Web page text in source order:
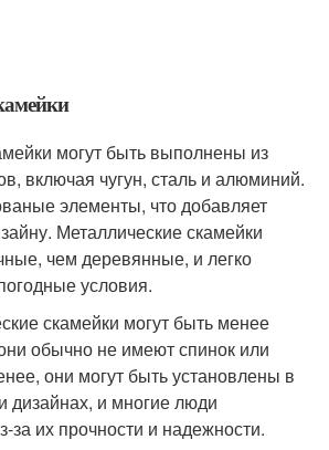
могут быть выполнены из
включая чугун, сталь и алюминий.
элементы, что добавляет
Металлические скамейки
чем деревянные, и легко
условия.
скамейки могут быть менее
обычно не имеют спинок или
они могут быть установлены в
дизайнах, и многие люди
за их прочности и надежности.